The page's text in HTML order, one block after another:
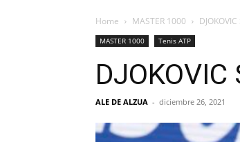
Home MASTER 1000
MASTER 1000 Tenis ATP
DJOKOVIC
ALE DE ALZUA - diciembre 26, 2021